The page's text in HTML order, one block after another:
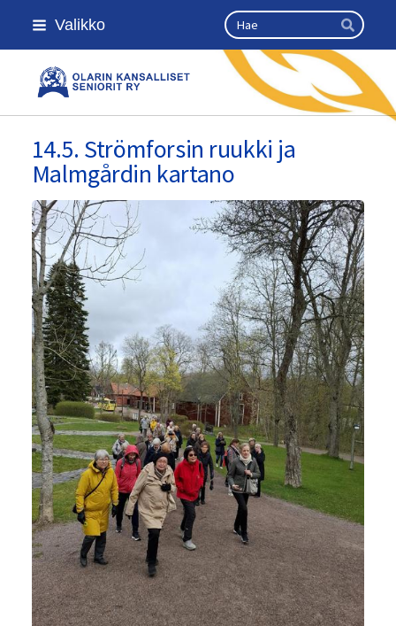
Siirry
sivun
Valikko Haku
Hae
Olarin kansalliset seniorit ry
14.5. Strömforsin ruukki ja
Malmgårdin kartano